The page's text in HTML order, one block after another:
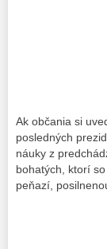
Ak občania si
posledných
náuky z
bohatých, ktorí
peňazí,